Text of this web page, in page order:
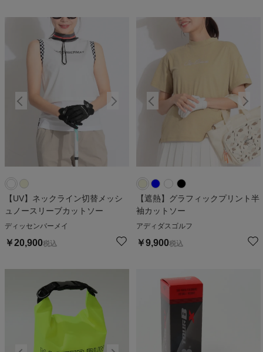
【UV】ネックライン切替メッシ
ュノースリーブカットソー
ディッセンバーメイ
￥20,900税込
【遮熱】グラフィックプリント半
袖カットソー
アディダスゴルフ
￥9,900税込